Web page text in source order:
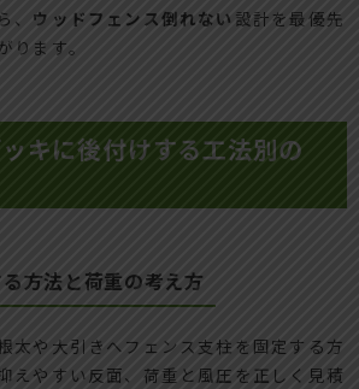
ウッドフェンス倒れない 設計を最優先
ります。
キに後付けする工法別の
方法と荷重の考え方
太や大引きへフェンス支柱を固定する方
えやすい反面、荷重と風圧を正しく見積